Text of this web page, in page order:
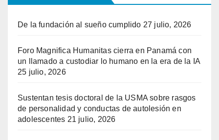
De la fundación al sueño cumplido 27 julio, 2026
Foro Magnifica Humanitas cierra en Panamá con
un llamado a custodiar lo humano en la era de la IA
25 julio, 2026
Sustentan tesis doctoral de la USMA sobre rasgos
de personalidad y conductas de autolesión en
adolescentes 21 julio, 2026